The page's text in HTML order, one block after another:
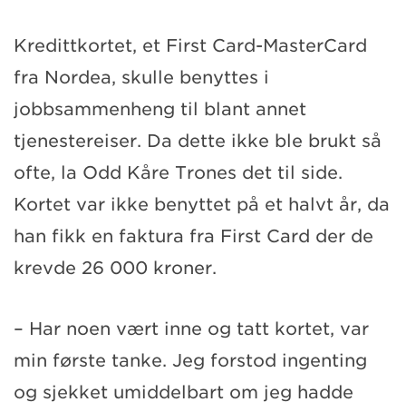
Kredittkortet, et First Card-MasterCard
fra Nordea, skulle benyttes i
jobbsammenheng til blant annet
tjenestereiser. Da dette ikke ble brukt så
ofte, la Odd Kåre Trones det til side.
Kortet var ikke benyttet på et halvt år, da
han fikk en faktura fra First Card der de
krevde 26 000 kroner.
– Har noen vært inne og tatt kortet, var
min første tanke. Jeg forstod ingenting
og sjekket umiddelbart om jeg hadde